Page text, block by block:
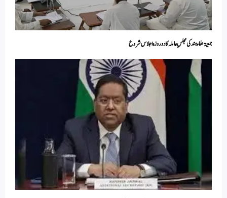
جمعیۃ علماء ہند کی مجلسِ عاملہ کا دوروزہ اجلاس شروع